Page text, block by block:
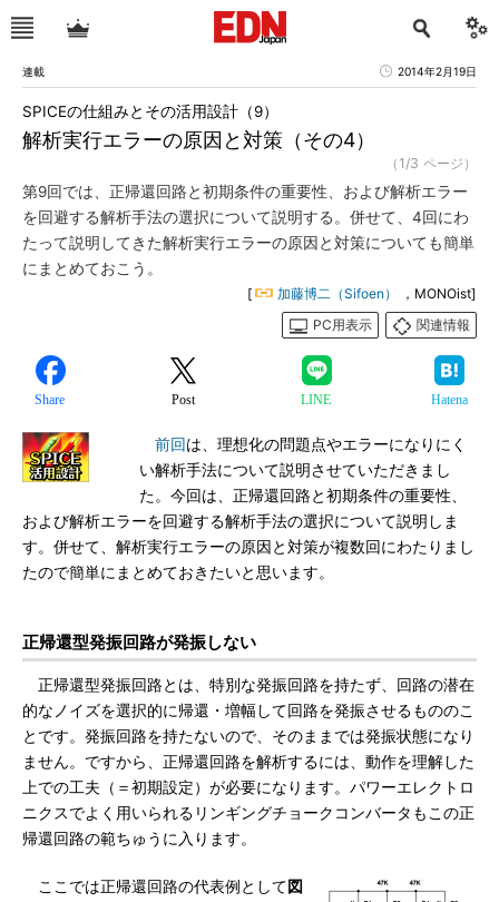
連載 2014年2月19日
解析実行エラーの原因と対策（その4）
SPICEの仕組みとその活用設計（9）
（1/3 ページ）
第9回では、正帰還回路と初期条件の重要性、および解析エラー
を回避する解析手法の選択について説明する。併せて、4回にわ
たって説明してきた解析実行エラーの原因と対策についても簡単
にまとめておこう。
[ 加藤博二（Sifoen）
，MONOist]
PC用表示
関連情報
Share Post LINE Hatena
前回は、理想化の問題点やエラーになりにく
い解析手法について説明させていただきまし
た。今回は、正帰還回路と初期条件の重要性、
および解析エラーを回避する解析手法の選択について説明しま
す。併せて、解析実行エラーの原因と対策が複数回にわたりまし
たので簡単にまとめておきたいと思います。
正帰還型発振回路が発振しない
正帰還型発振回路とは、特別な発振回路を持たず、回路の潜在
的なノイズを選択的に帰還・増幅して回路を発振させるもののこ
とです。発振回路を持たないので、そのままでは発振状態になり
ません。ですから、正帰還回路を解析するには、動作を理解した
上での工夫（＝初期設定）が必要になります。パワーエレクトロ
ニクスでよく用いられるリンギングチョークコンバータもこの正
帰還回路の範ちゅうに入ります。
ここでは正帰還回路の代表例として図